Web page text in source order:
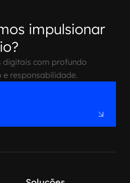
impulsionar
digitais com profundo
e responsabilidade.